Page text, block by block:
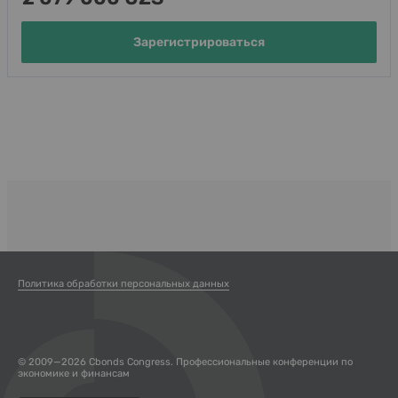
Зарегистрироваться
Политика обработки персональных данных
© 2009—2026 Cbonds Congress. Профессиональные конференции по
экономике и финансам